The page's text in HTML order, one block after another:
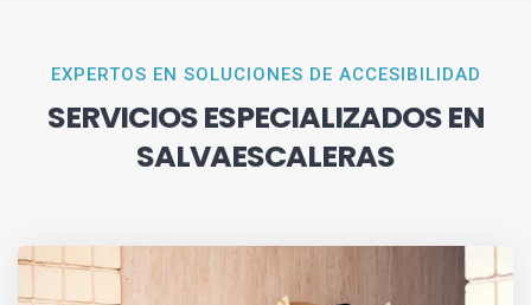
EXPERTOS EN SOLUCIONES DE ACCESIBILIDAD
SERVICIOS ESPECIALIZADOS EN
SALVAESCALERAS